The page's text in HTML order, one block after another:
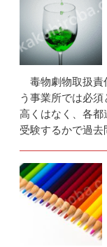
毒物劇物取扱責
う事業所では必
高くはなく、各
受験するかで過去